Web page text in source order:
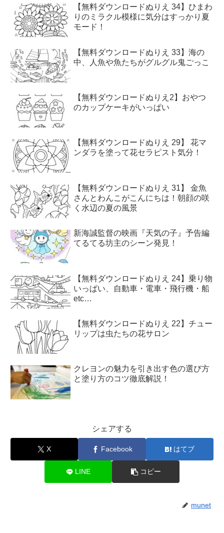
【無料ダウンロードぬりえ 34】ひまわ
りのミラクル模様に気分はすっかり夏
モード！
【無料ダウンロードぬりえ 33】海の
中、人魚や魚たちがグルグル鬼ごっこ
【無料ダウンロードぬりえ2】おやつ
のカップケーキがいっぱい
【無料ダウンロードぬりえ 29】 花マ
ンダラを塗って花セラピスト気分！
【無料ダウンロードぬりえ 31】 金魚
さんとわんこがこんにちは！朝顔の咲
く水辺の夏の風景
新海誠監督の映画『天気の子』予告編
てるてる坊主のシーン発見！
【無料ダウンロードぬりえ 24】乗り物
いっぱい、自動車・電車・飛行機・船
etc…
【無料ダウンロードぬりえ 22】チュー
リップは虫たちの花サロン
クレヨンの魅力を引き出す色の選び方
と塗り方のコツ徹底解説！
シェアする
X Facebook はてブ
LINE コピー
munet